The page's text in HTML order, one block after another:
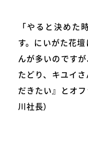
「やると決めた
す。にいがた花
んが多いのです
たどり、キユイ
だきたい』とオ
川社長）